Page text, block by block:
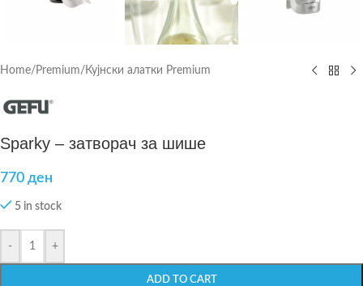
Home/ Premium/ Кујнски алатки Premium
Sparky – затворач за шише
770 ден
5 in stock
- +
ADD TO CART